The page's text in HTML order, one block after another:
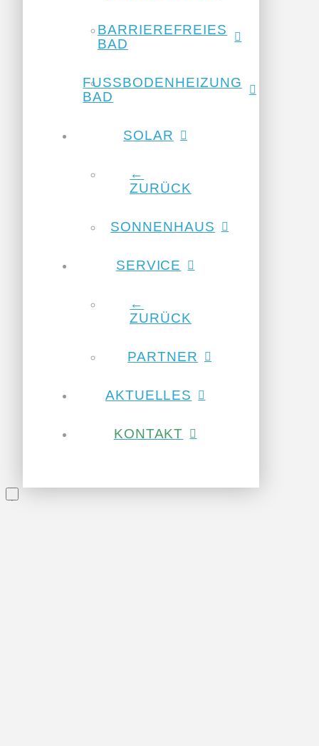
BARRIEREFREIES
BAD
FUSSBODENHEIZUNG
BAD
SOLAR
←
ZURÜCK
SONNENHAUS
SERVICE
←
ZURÜCK
PARTNER
AKTUELLES
KONTAKT